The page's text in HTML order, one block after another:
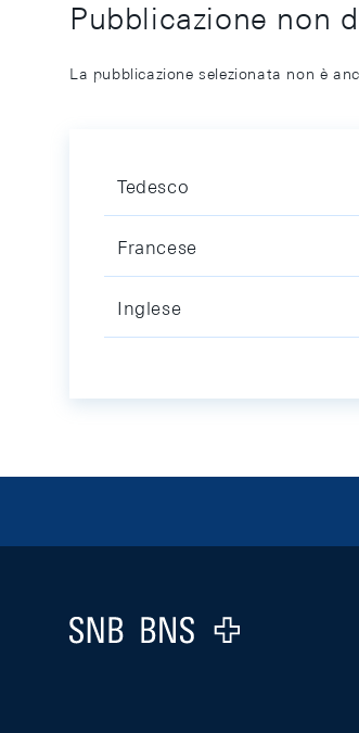
Pubblicazione non
La pubblicazione selezionata non è
Tedesco
Francese
Inglese
Logo